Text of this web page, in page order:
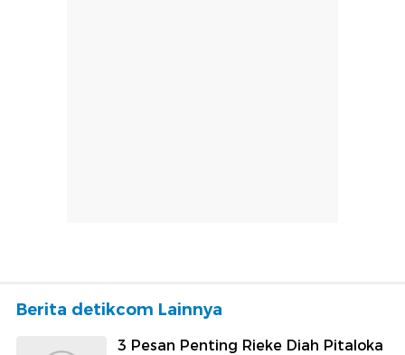
Berita detikcom Lainnya
3 Pesan Penting Rieke Diah Pitaloka